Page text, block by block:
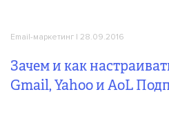
Email-маркетинг | 28.09.2016
Зачем и как
Gmail, Yahoo и AoL